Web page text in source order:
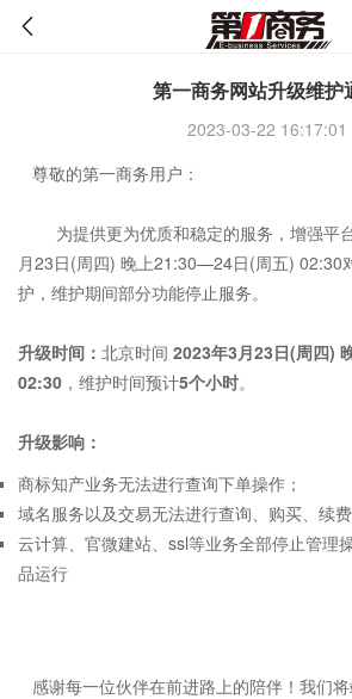
第一商务网站升级维护
2023-03-22 16:17:01
尊敬的第一商务用户：
为提供更为优质和稳定的服务，增强平
月23日(周四) 晚上21:30—24日(周五) 02:30
护，维护期间部分功能停止服务。
升级时间： 北京时间 2023年3月23日(周四)
02:30 ，维护时间预计5个小时。
升级影响：
商标知产业务无法进行查询下单操作；
域名服务以及交易无法进行查询、购买、续费
云计算、官微建站、ssl等业务全部停止管理
品运行
感谢每一位伙伴在前进路上的陪伴！我们